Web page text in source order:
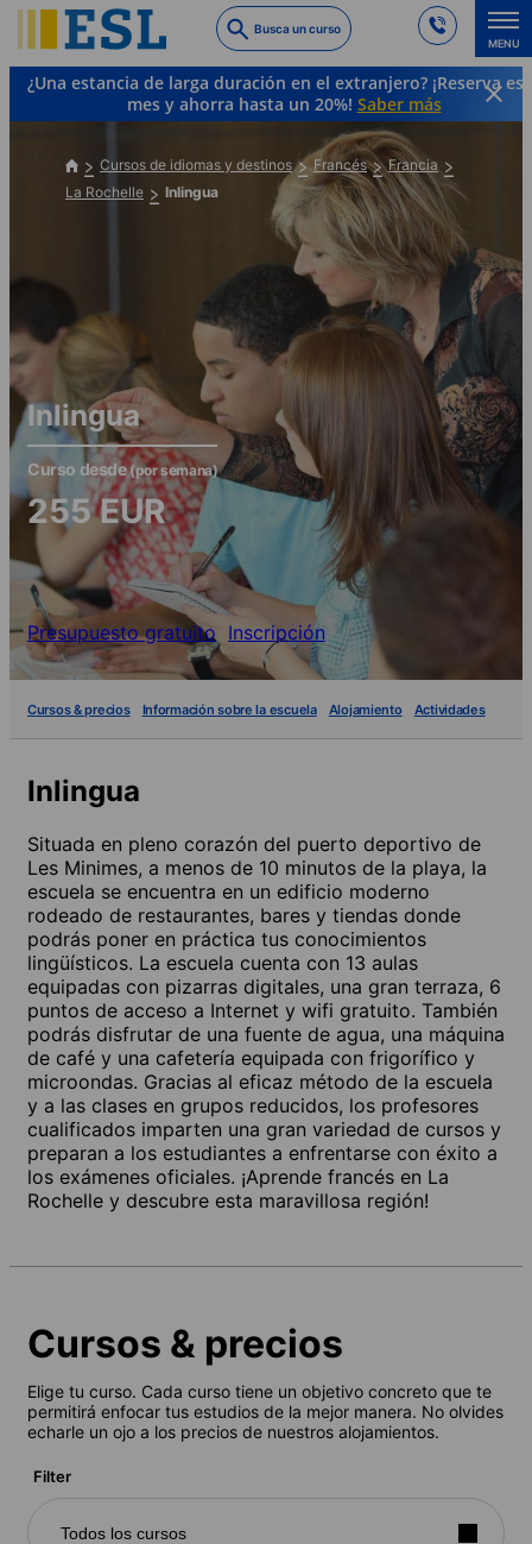
to
main
content
Busca un curso
MENU
¿Una estancia de larga duración en el extranjero? ¡Reserva
mes y ahorra hasta un 20%! Saber más
Cursos de idiomas y destinos Francés
Francia
La Rochelle
Inlingua
Inlingua
Curso desde(por semana)
255EUR
Presupuesto gratuito Inscripción
Cursos & precios Información sobre la escuela Alojamiento Actividades
Inlingua
Situada en pleno corazón del puerto deportivo de
Les Minimes, a menos de 10 minutos de la playa, la
escuela se encuentra en un edificio moderno
rodeado de restaurantes, bares y tiendas donde
podrás poner en práctica tus conocimientos
lingüísticos. La escuela cuenta con 13 aulas
equipadas con pizarras digitales, una gran terraza, 6
puntos de acceso a Internet y wifi gratuito. También
podrás disfrutar de una fuente de agua, una máquina
de café y una cafetería equipada con frigorífico y
microondas. Gracias al eficaz método de la escuela
y a las clases en grupos reducidos, los profesores
cualificados imparten una gran variedad de cursos y
preparan a los estudiantes a enfrentarse con éxito a
los exámenes oficiales. ¡Aprende francés en La
Rochelle y descubre esta maravillosa región!
Cursos & precios
Elige tu curso. Cada curso tiene un objetivo concreto que te
permitirá enfocar tus estudios de la mejor manera. No olvides
echarle un ojo a los precios de nuestros alojamientos.
Filter
Todos los cursos